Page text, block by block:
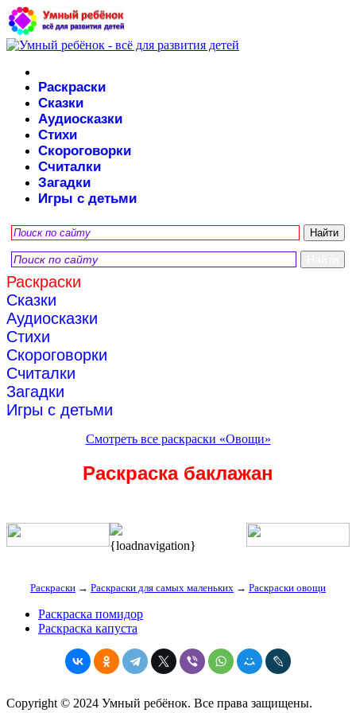
Раскраски
Сказки
Аудиосказки
Стихи
Скороговорки
Считалки
Загадки
Игры с детьми
Раскраски
Сказки
Аудиосказки
Стихи
Скороговорки
Считалки
Загадки
Игры с детьми
Смотреть все раскраски «Овощи»
Раскраска баклажан
{loadnavigation}
Раскраски → Раскраски для самых маленьких → Раскраски овощи
Раскраска помидор
Раскраска капуста
Copyright © 2024 Умный ребёнок. Все права защищены.